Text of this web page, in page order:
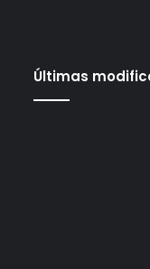
Últimas